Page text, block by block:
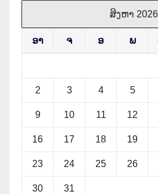
ສິງຫາ 2026
ອາ ຈ ອ ພ
2 3 4 5
9 10 11 12
16 17 18 19
23 24 25 26
30 31